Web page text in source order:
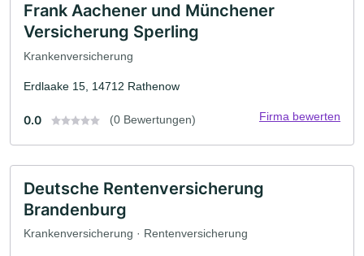
Frank Aachener und Münchener
Versicherung Sperling
Krankenversicherung
Erdlaake 15, 14712 Rathenow
0.0 (0 Bewertungen) Firma bewerten
Deutsche Rentenversicherung
Brandenburg
Krankenversicherung · Rentenversicherung